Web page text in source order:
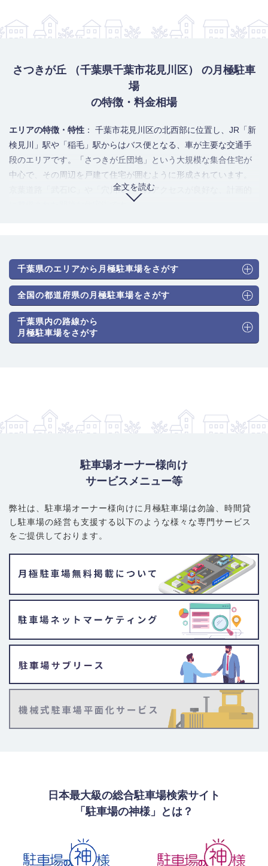
さつきが丘 （千葉県千葉市花見川区） の月極駐車
場
の特徴・料金相場
全文を読む
エリアの特徴・特性 ： 千葉市花見川区の北西部に位置し、JR「新
検見川」駅や「稲毛」駅からはバス便となる、車が主要な交通手
段のエリアです。「さつきが丘団地」という大規模な集合住宅が
中心で、その周辺を戸建て住宅が囲むように形成されています。
京葉道路「武石IC」や「穴川IC」へのアクセスが良好な、計画的
に整備された閑静な住宅街です。
り、ファミリー層の中型車やミニバン、SUVなどの需要が高いの
が特徴です。ICを利用する車通勤者にも利用されています。
駐車場のタイプと月極料金相場： 大規模団地が中心のため、平面
式（アスファルト・砂利舗装）の駐車場が圧倒的に主流です。機
械式駐車場の供給は非常に希少です。相場は以下の通りです。
普通車（機械式）：9,900円～16,500円
型車やハイルーフ車も探しやすい点がメリットです。一方、機械
式は供給がほぼないため、希望する場合は平面式を中心に探すの
ため、一般募集かどうかの確認が必要です。未舗装（砂利）の駐
車場も多いため、料金だけでなく舗装状況や夜間の照明、前面道
路の幅などを現地で確認しましょう。
千葉県のエリアから月極駐車場をさがす
全国の都道府県の月極駐車場をさがす
千葉県内の路線から
月極駐車場をさがす
駐車場オーナー様向け
サービスメニュー等
弊社は、駐車場オーナー様向けに月極駐車場は勿論、 時間貸
し駐車場の経営も支援する以下のような様々な専門サービス
をご提供しております。
日本最大級の総合駐車場検索サイト
「駐車場の神様」とは？